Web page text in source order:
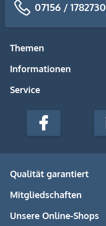
07156 / 1782730
Themen
Informationen
Service
stempel-
Media
Facebook
Qualität garantiert
Mitgliedschaften
Unsere Online-Shops